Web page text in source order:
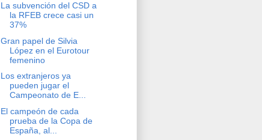
La subvención del CSD a
la RFEB crece casi un
37%
Gran papel de Silvia
López en el Eurotour
femenino
Los extranjeros ya
pueden jugar el
Campeonato de E...
El campeón de cada
prueba de la Copa de
España, al...